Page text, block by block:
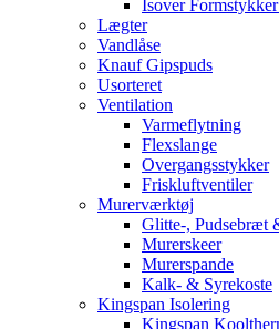
Isover
Lægter
Vandlåse
Knauf Gipspuds
Usorteret
Ventilation
Varmeflytning
Flexslange
Overgangsstykker
Friskluftventiler
Murerværktøj
Glitte-, Pudsebræt
Murerskeer
Murerspande
Kalk- & Syrekoste
Kingspan Isolering
Kingspan